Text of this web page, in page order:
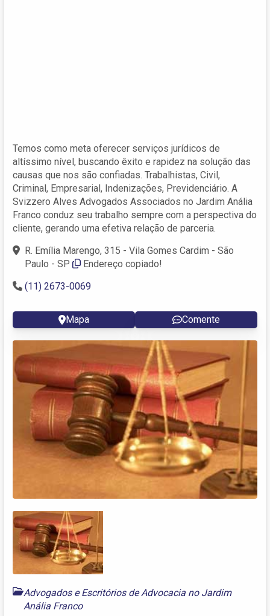
Temos como meta oferecer serviços jurídicos de
altíssimo nível, buscando êxito e rapidez na solução das
causas que nos são confiadas. Trabalhistas, Civil,
Criminal, Empresarial, Indenizações, Previdenciário. A
Svizzero Alves Advogados Associados no Jardim Anália
Franco conduz seu trabalho sempre com a perspectiva do
cliente, gerando uma efetiva relação de parceria.
R. Emília Marengo, 315 - Vila Gomes Cardim - São
Paulo - SP
Endereço copiado!
(11) 2673-0069
Mapa Comente
Advogados e Escritórios de Advocacia no Jardim
Anália Franco